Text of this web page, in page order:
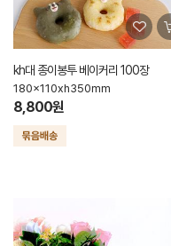
kh대 종이봉투 베이커리 100장
180x110xh350mm
8,800원